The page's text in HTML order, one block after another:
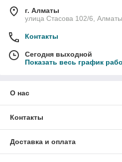
г. Алматы
улица Стасова 102/6,
Контакты
Сегодня выходной
Показать весь график
О нас
Контакты
Доставка и оплата